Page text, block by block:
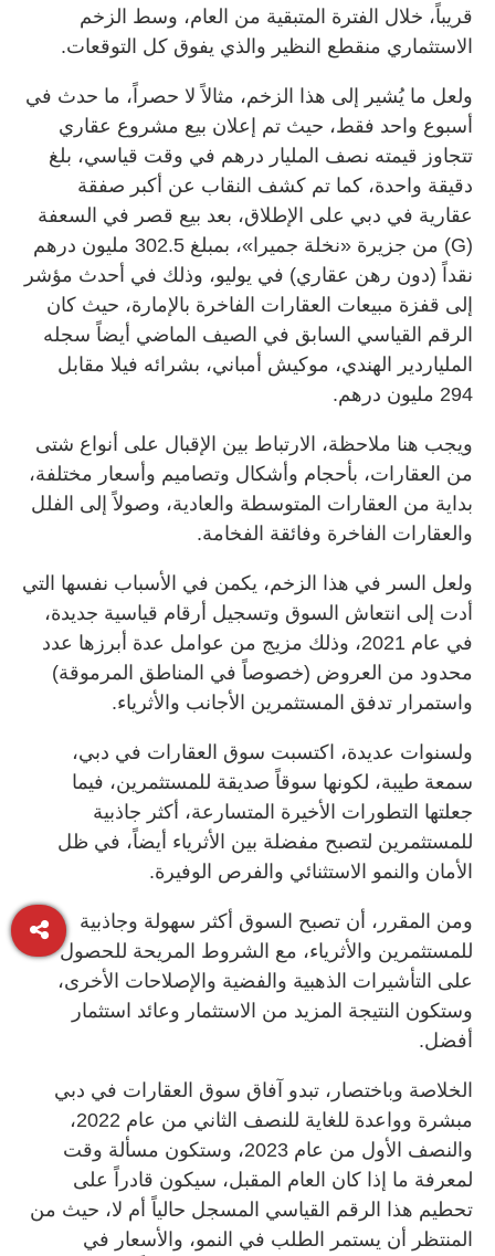
قريباً، خلال الفترة المتبقية من العام، وسط الزخم
الاستثماري منقطع النظير والذي يفوق كل التوقعات.
ولعل ما يُشير إلى هذا الزخم، مثالاً لا حصراً، ما حدث في
أسبوع واحد فقط، حيث تم إعلان بيع مشروع عقاري
تتجاوز قيمته نصف المليار درهم في وقت قياسي، بلغ
دقيقة واحدة، كما تم كشف النقاب عن أكبر صفقة
عقارية في دبي على الإطلاق، بعد بيع قصر في السعفة
(G) من جزيرة «نخلة جميرا»، بمبلغ 302.5 مليون درهم
نقداً (دون رهن عقاري) في يوليو، وذلك في أحدث مؤشر
إلى قفزة مبيعات العقارات الفاخرة بالإمارة، حيث كان
الرقم القياسي السابق في الصيف الماضي أيضاً سجله
الملياردير الهندي، موكيش أمباني، بشرائه فيلا مقابل
294 مليون درهم.
ويجب هنا ملاحظة، الارتباط بين الإقبال على أنواع شتى
من العقارات، بأحجام وأشكال وتصاميم وأسعار مختلفة،
بداية من العقارات المتوسطة والعادية، وصولاً إلى الفلل
والعقارات الفاخرة وفائقة الفخامة.
ولعل السر في هذا الزخم، يكمن في الأسباب نفسها التي
أدت إلى انتعاش السوق وتسجيل أرقام قياسية جديدة،
في عام 2021، وذلك مزيج من عوامل عدة أبرزها عدد
محدود من العروض (خصوصاً في المناطق المرموقة)
واستمرار تدفق المستثمرين الأجانب والأثرياء.
ولسنوات عديدة، اكتسبت سوق العقارات في دبي،
سمعة طيبة، لكونها سوقاً صديقة للمستثمرين، فيما
جعلتها التطورات الأخيرة المتسارعة، أكثر جاذبية
للمستثمرين لتصبح مفضلة بين الأثرياء أيضاً، في ظل
الأمان والنمو الاستثنائي والفرص الوفيرة.
ومن المقرر، أن تصبح السوق أكثر سهولة وجاذبية
للمستثمرين والأثرياء، مع الشروط المريحة للحصول
على التأشيرات الذهبية والفضية والإصلاحات الأخرى،
وستكون النتيجة المزيد من الاستثمار وعائد استثمار
أفضل.
الخلاصة وباختصار، تبدو آفاق سوق العقارات في دبي
مبشرة وواعدة للغاية للنصف الثاني من عام 2022،
والنصف الأول من عام 2023، وستكون مسألة وقت
لمعرفة ما إذا كان العام المقبل، سيكون قادراً على
تحطيم هذا الرقم القياسي المسجل حالياً أم لا، حيث من
المنتظر أن يستمر الطلب في النمو، والأسعار في